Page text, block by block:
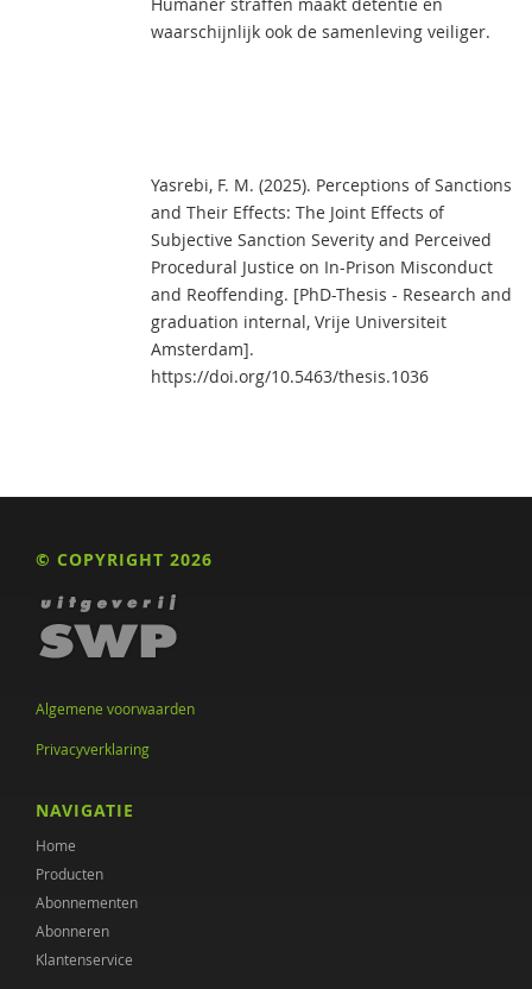
waarschijnlijk ook de samenleving veiliger.
Yasrebi, F. M. (2025). Perceptions of Sanctions
and Their Effects: The Joint Effects of
Subjective Sanction Severity and Perceived
Procedural Justice on In-Prison Misconduct
and Reoffending. [PhD-Thesis - Research and
graduation internal, Vrije Universiteit
Amsterdam].
https://doi.org/10.5463/thesis.1036
© COPYRIGHT 2026
Algemene voorwaarden
Privacyverklaring
NAVIGATIE
Home
Producten
Abonnementen
Abonneren
Klantenservice